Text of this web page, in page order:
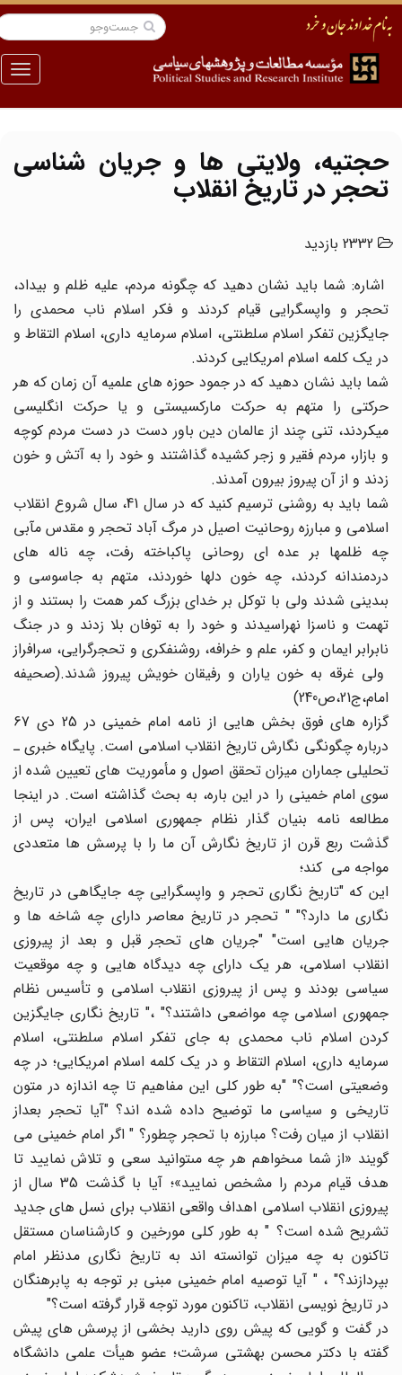
منو
حجتیه، ولایتی ها و جریان شناسی
تحجر در تاریخ انقلاب
2332 بازدید
اشاره: شما باید نشان دهید که چگونه مردم، علیه ظلم و بیداد،
تحجر و واپسگرایى قیام کردند و فکر اسلام ناب محمدى را
جایگزین تفکر اسلام سلطنتى، اسلام سرمایه دارى، اسلام التقاط و
در یک کلمه اسلام امریکایى کردند.
شما باید نشان دهید که در جمود حوزه ‏هاى علمیه آن زمان که هر
حرکتى را متهم به حرکت مارکسیستى و یا حرکت انگلیسى
میکردند، تنى چند از عالمان دین باور دست در دست مردم کوچه
و بازار، مردم فقیر و زجر کشیده گذاشتند و خود را به آتش و خون
زدند و از آن پیروز بیرون آمدند.
شما باید به روشنى ترسیم کنید که در سال 41، سال شروع انقلاب
اسلامى و مبارزه روحانیت اصیل در مرگ آباد تحجر و مقدس مآبى
چه ظلمها بر عده‏ اى روحانى پاکباخته رفت، چه ناله‏ هاى
دردمندانه کردند، چه خون دلها خوردند، متهم به جاسوسى و
بى‏دینى شدند ولى با توکل بر خداى بزرگ کمر همت را بستند و از
تهمت و ناسزا نهراسیدند و خود را به توفان بلا زدند و در جنگ
نابرابر ایمان و کفر، علم و خرافه، روشنفکرى و تحجرگرایى، سرافراز
ولى غرقه به خون یاران و رفیقان خویش پیروز شدند.(صحیفه
امام،ج21،ص240)
گزاره های فوق بخش هایی از نامه امام خمینی در 25 دی 67
درباره چگونگی نگارش تاریخ انقلاب اسلامی است. پایگاه خبری ـ
تحلیلی جماران میزان تحقق اصول و مأموریت های تعیین شده از
سوی امام خمینی را در این باره، به بحث گذاشته است. در اینجا
مطالعه نامه بنیان گذار نظام جمهوری اسلامی ایران، پس از
گذشت ربع قرن از تاریخ نگارش آن ما را با پرسش ها متعددی
مواجه می کند؛
این که "تاریخ نگاری تحجر و واپسگرایی چه جایگاهی در تاریخ
نگاری ما دارد؟" " تحجر در تاریخ معاصر دارای چه شاخه ها و
جریان هایی است" "جریان های تحجر قبل و بعد از پیروزی
انقلاب اسلامی، هر یک دارای چه دیدگاه هایی و چه موقعیت
سیاسی بودند و پس از پیروزی انقلاب اسلامی و تأسیس نظام
جمهوری اسلامی چه مواضعی داشتند؟" ،" تاریخ نگاری جایگزین
کردن اسلام ناب محمدى به جای تفکر اسلام سلطنتى، اسلام
سرمایه دارى، اسلام التقاط و در یک کلمه اسلام امریکایى؛ در چه
وضعیتی است؟" "به طور کلی این مفاهیم تا چه اندازه در متون
تاریخی و سیاسی ما توضیح داده شده اند؟ "آیا تحجر بعداز
انقلاب از میان رفت؟ مبارزه با تحجر چطور؟ " اگر امام خمینی می
گویند «از شما مى‏خواهم هر چه مى‏توانید سعى و تلاش نمایید تا
هدف قیام مردم را مشخص نمایید»؛ آیا با گذشت 35 سال از
پیروزی انقلاب اسلامی اهداف واقعی انقلاب برای نسل های جدید
تشریح شده است؟ " به طور کلی مورخین و کارشناسان مستقل
تاکنون به چه میزان توانسته اند به تاریخ نگاری مدنظر امام
بپردازند؟" ، " آیا توصیه امام خمینی مبنی بر توجه به پابرهنگان
در تاریخ نویسی انقلاب، تاکنون مورد توجه قرار گرفته است؟"
در گفت و گویی که پیش روی دارید بخشی از پرسش های پیش
گفته با دکتر محسن بهشتی سرشت؛ عضو هیأت علمی دانشگاه